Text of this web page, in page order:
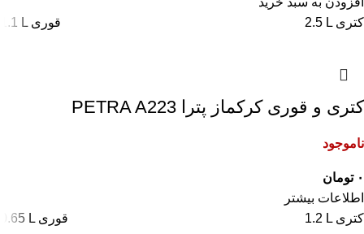
2.5 L کتری
1.1 L قوری
کتری و قوری کرکماز پترا PETRA A223
ناموجود
۰ تومان
اطلاعات بیشتر
1.2 L کتری
0.65 L قوری